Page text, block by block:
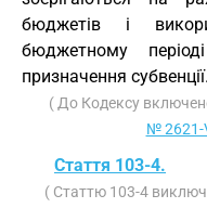
бюджетів і
бюджетному
призначення субвенції.
( До Кодексу
№ 2621-
Стаття 103-4.
( Статтю 103-4